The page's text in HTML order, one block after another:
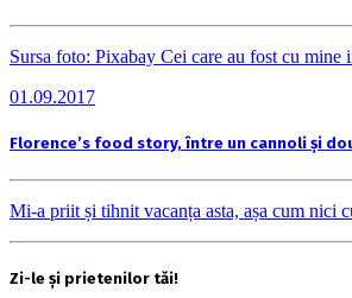
Sursa foto: Pixabay Cei care au fost cu
01.09.2017
Florence’s food story, între un cannoli și
Mi-a priit și tihnit vacanța asta, așa cum nici
Zi-le și prietenilor tăi!